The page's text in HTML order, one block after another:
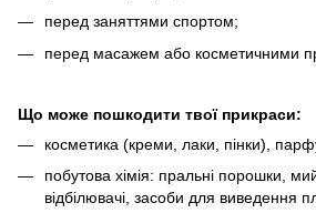
перед заняттями спортом;
перед масажем або косметичними
Що може пошкодити твої прикраси:
косметика (креми, лаки, пінки),
побутова хімія: пральні порошки,
відбілювачі, засоби для виведення